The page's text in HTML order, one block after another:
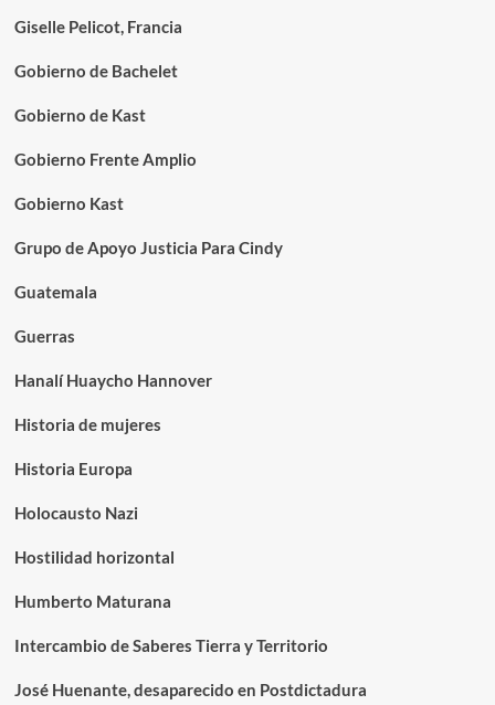
Giselle Pelicot, Francia
Gobierno de Bachelet
Gobierno de Kast
Gobierno Frente Amplio
Gobierno Kast
Grupo de Apoyo Justicia Para Cindy
Guatemala
Guerras
Hanalí Huaycho Hannover
Historia de mujeres
Historia Europa
Holocausto Nazi
Hostilidad horizontal
Humberto Maturana
Intercambio de Saberes Tierra y Territorio
José Huenante, desaparecido en Postdictadura